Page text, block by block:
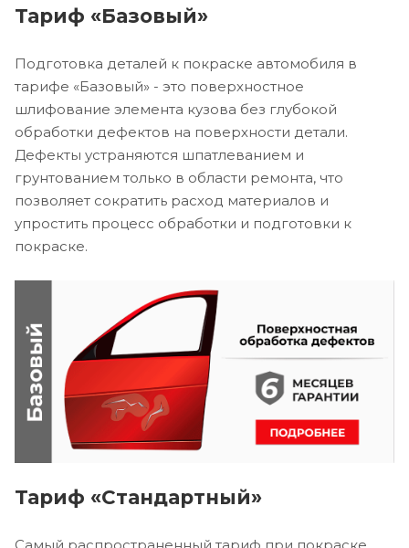
Тариф «Базовый»
Подготовка деталей к покраске автомобиля в
тарифе «Базовый» - это поверхностное
шлифование элемента кузова без глубокой
обработки дефектов на поверхности детали.
Дефекты устраняются шпатлеванием и
грунтованием только в области ремонта, что
позволяет сократить расход материалов и
упростить процесс обработки и подготовки к
покраске.
Тариф «Стандартный»